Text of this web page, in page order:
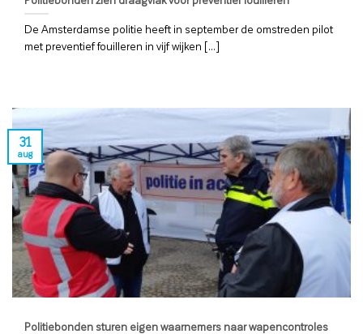
De Amsterdamse politie heeft in september de omstreden pilot
met preventief fouilleren in vijf wijken [...]
Politiebonden sturen eigen waarnemers naar wapencontroles
31
aug